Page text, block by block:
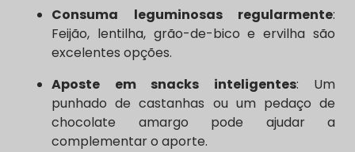
Consuma leguminosas regularmente:
Feijão, lentilha, grão-de-bico e ervilha são
excelentes opções.
Aposte em snacks inteligentes: Um
punhado de castanhas ou um pedaço de
chocolate amargo pode ajudar a
complementar o aporte.